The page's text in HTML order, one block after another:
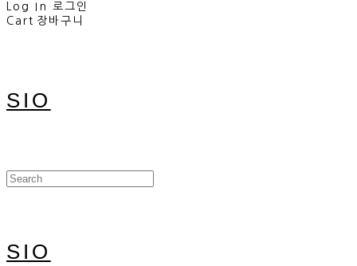
Log In
로그인
Cart 장바구니
SIO
SIO